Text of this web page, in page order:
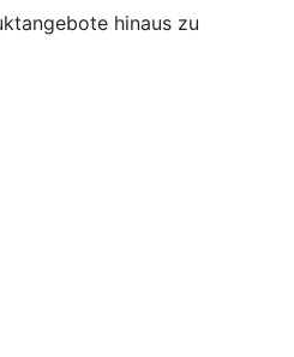
hinaus zu